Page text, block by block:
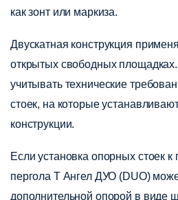
как зонт или маркиза.
Двускатная конструкция
открытых свободных
учитывать технические
стоек, на которые
конструкции.
Если установка опорных стоек
пергола Т Ангел ДУО (DUO)
дополнительной опорой в виде